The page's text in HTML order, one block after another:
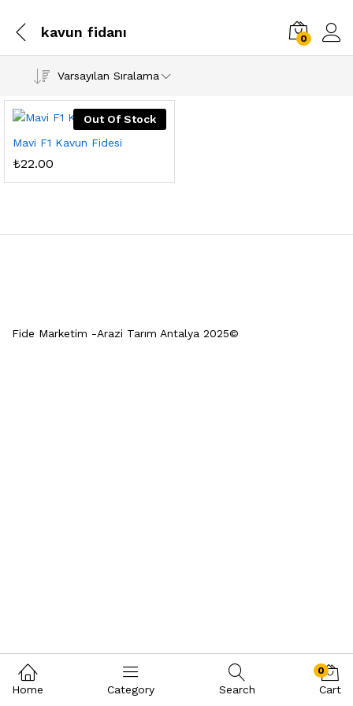
kavun fidanı 0
Varsayılan Sıralama
Out Of Stock
Mavi F1 Kavun Fidesi
₺22.00
Fide Marketim -Arazi Tarım Antalya 2025©
Home Category Search
0
Cart